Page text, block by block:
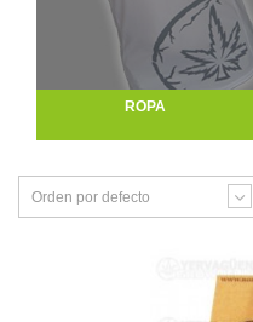
ROPA
Orden por defecto